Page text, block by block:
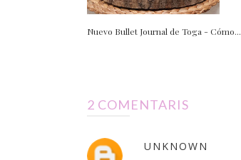
Nuevo Bullet Journal de Toga - Cómo...
2 COMENTARIS
UNKNOWN